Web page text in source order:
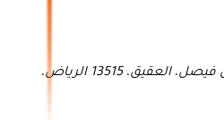
Seyaha طريق الأمام سعود بن فيصل، العقيق، 13515 الرياض،